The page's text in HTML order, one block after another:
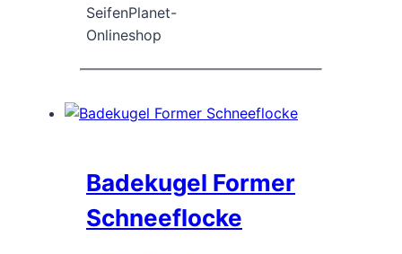
Badekugel Former
Schneeflocke